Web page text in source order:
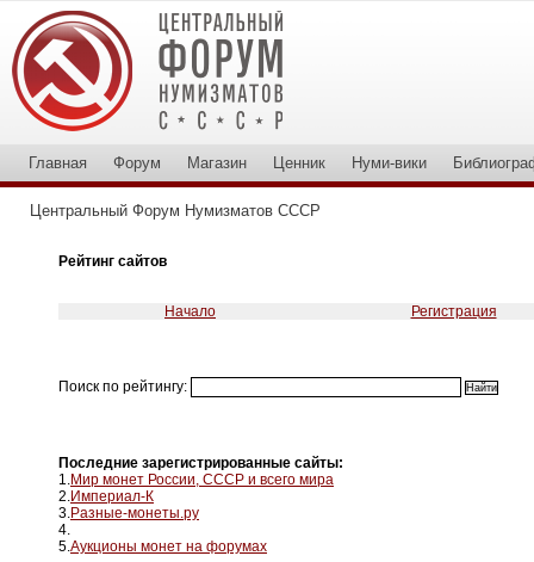
Главная Форум Магазин Ценник Нуми-вики
Центральный Форум Нумизматов СССР
Рейтинг сайтов
Начало Регистрация
Поиск по рейтингу:
Последние зарегистрированные сайты:
1.Мир монет России, СССР и всего мира
2.Империал-К
3.Разные-монеты.ру
4.
5.Аукционы монет на форумах